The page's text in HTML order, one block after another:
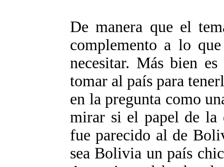
De manera que el
complemento a lo
necesitar. Más bien
tomar al país para
en la pregunta como
mirar si el papel de la
fue parecido al de
sea Bolivia un país